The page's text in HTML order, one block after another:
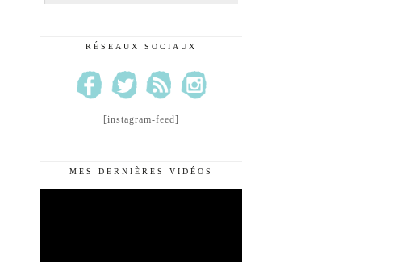
RÉSEAUX SOCIAUX
[instagram-feed]
MES DERNIÈRES VIDÉOS